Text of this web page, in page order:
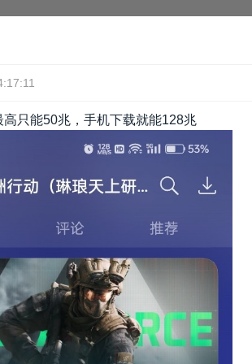
只能50兆，手机下载就能128兆